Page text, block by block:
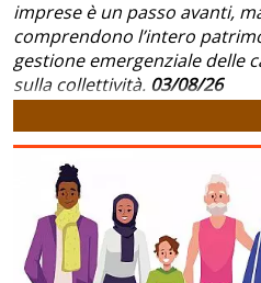
imprese è un passo avanti,
comprendono l’intero
gestione emergenziale delle
sulla collettività. 03/08/26